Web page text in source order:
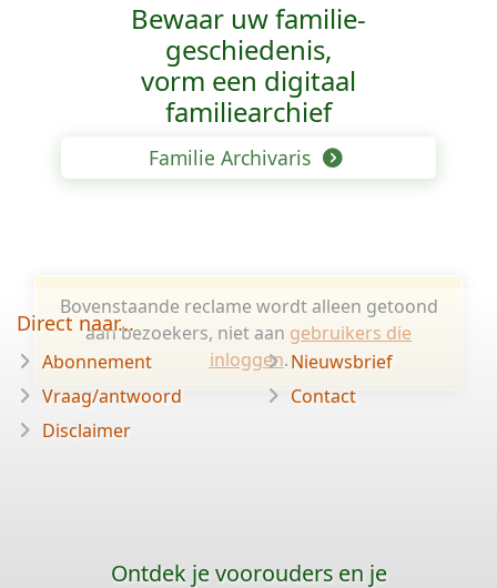
Bewaar uw familie­
geschiedenis,
vorm een digitaal
familiearchief
Familie Archivaris
Bovenstaande reclame wordt alleen getoond
aan bezoekers, niet aan gebruikers die
inloggen.
Direct naar...
Abonnement
Vraag/antwoord
Disclaimer
Nieuwsbrief
Contact
Ontdek je voorouders en je